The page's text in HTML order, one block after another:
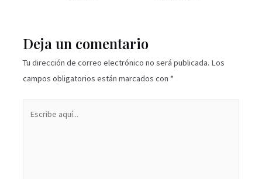
Deja un comentario
Tu dirección de correo electrónico no será publicada. Los
campos obligatorios están marcados con *